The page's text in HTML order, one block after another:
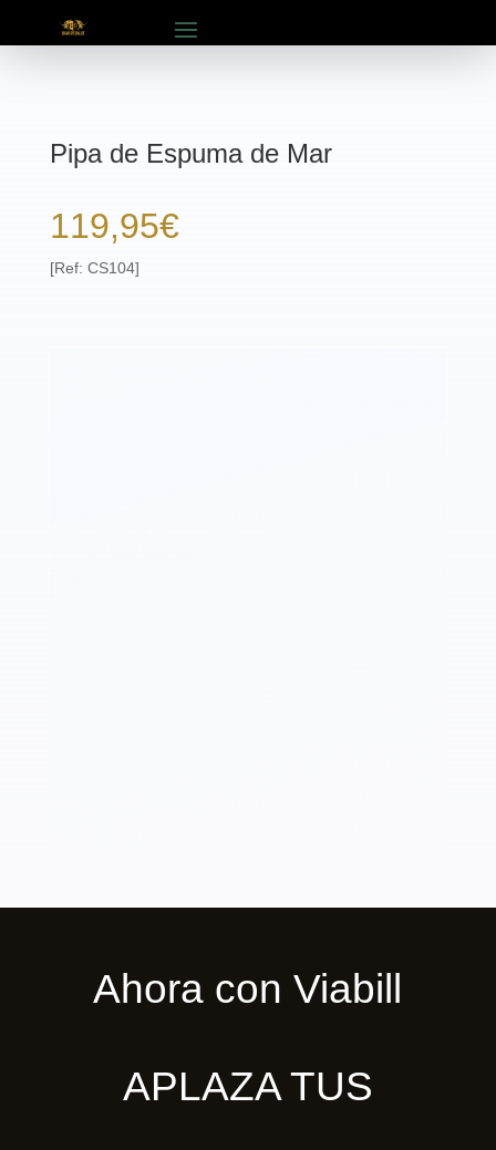
Pipa de Espuma de Mar
119,95€
[Ref: CS104]
Ahora con Viabill
APLAZA TUS